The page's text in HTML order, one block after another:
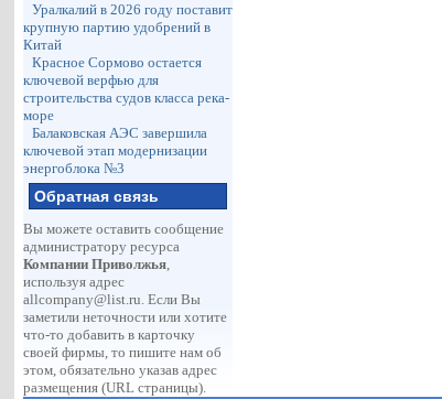
Уралкалий в 2026 году поставит
крупную партию удобрений в
Китай
Красное Сормово остается
ключевой верфью для
строительства судов класса река-
море
Балаковская АЭС завершила
ключевой этап модернизации
энергоблока №3
Обратная связь
Вы можете оставить сообщение
администратору ресурса
Компании Приволжья,
используя адрес
allcompany@list.ru. Если Вы
заметили неточности или хотите
что-то добавить в карточку
своей фирмы, то пишите нам об
этом, обязательно указав адрес
размещения (URL страницы).